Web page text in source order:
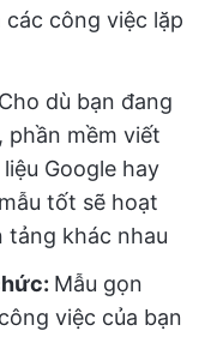
công việc lặp
Cho dù bạn đang
, phần mềm viết
Google hay
tốt sẽ hoạt
khác nhau
Mẫu gọn
việc của bạn